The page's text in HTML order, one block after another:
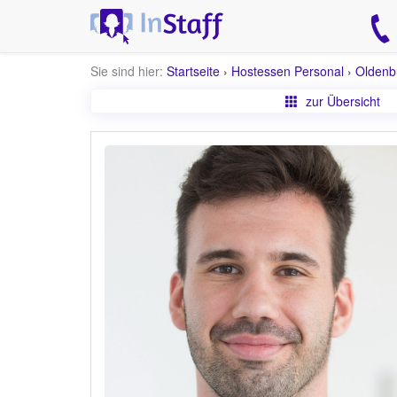
Sie sind hier: Startseite › Hostessen Personal ›
zur Übersicht